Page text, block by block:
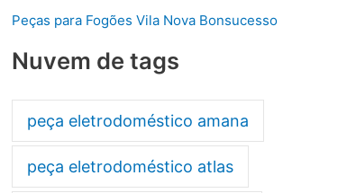
Peças para Fogões Vila Nova Bonsucesso
Nuvem de tags
peça eletrodoméstico amana
peça eletrodoméstico atlas